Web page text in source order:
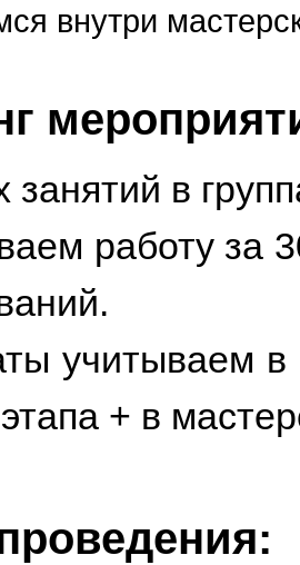
внутри
занятий в
работу за
учитываем
+ в